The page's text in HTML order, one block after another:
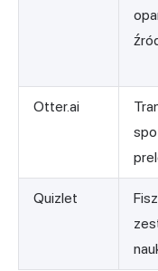
Otter.ai
Quizlet